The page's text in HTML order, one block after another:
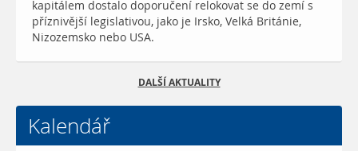
kapitálem dostalo doporučení relokovat se do zemí s
příznivější legislativou, jako je Irsko, Velká Británie,
Nizozemsko nebo USA.
DALŠÍ AKTUALITY
Kalendář